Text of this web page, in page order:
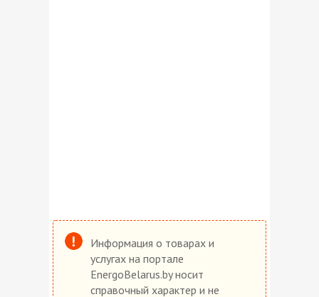
Информация о товарах и
услугах на портале
EnergoBelarus.by носит
справочный характер и не